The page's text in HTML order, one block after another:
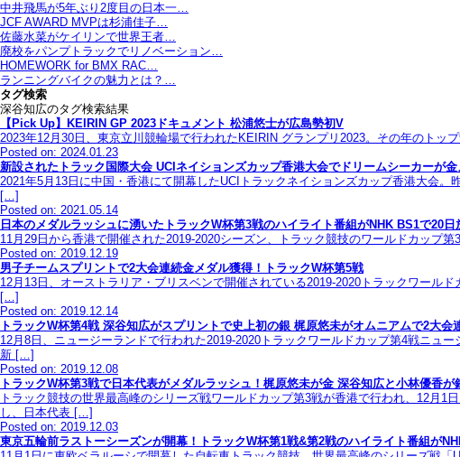
中井飛馬が5年ぶり2度目の日本一…
JCF AWARD MVPは杉浦佳子…
佐藤水菜がケイリンで世界王者…
廃校をパンプトラックでリノベーション…
HOMEWORK for BMX RAC…
ランニングバイクの魅力とは？…
タグ検索
深谷知広のタグ検索結果
【Pick Up】KEIRIN GP 2023ドキュメント 松浦悠士が広島勢初V
2023年12月30日、東京立川競輪場で行われたKEIRIN グランプリ2023。その年のト
Posted on: 2024.01.23
新設されたトラック国際大会 UCIネイションズカップ香港大会でドリームシーカーが
2021年5月13日に中国・香港にて開幕したUCIトラックネイションズカップ香港大会
[…]
Posted on: 2021.05.14
日本のメダルラッシュに湧いたトラックW杯第3戦のハイライト番組がNHK BS1で20日
11月29日から香港で開催された2019-2020シーズン、トラック競技のワールドカップ
Posted on: 2019.12.19
男子チームスプリントで2大会連続金メダル獲得！トラックW杯第5戦
12月13日、オーストラリア・ブリスベンで開催されている2019-2020トラックワール
[…]
Posted on: 2019.12.14
トラックW杯第4戦 深谷知広がスプリントで史上初の銀 梶原悠未がオムニアムで2大会
12月8日、ニュージーランドで行われた2019-2020トラックワールドカップ第4戦ニュ
新 […]
Posted on: 2019.12.08
トラックW杯第3戦で日本代表がメダルラッシュ！梶原悠未が金 深谷知広と小林優香が
トラック競技の世界最高峰のシリーズ戦ワールドカップ第3戦が香港で行われ、12月
し、日本代表 […]
Posted on: 2019.12.03
東京五輪前ラストーシーズンが開幕！トラックW杯第1戦&第2戦のハイライト番組が